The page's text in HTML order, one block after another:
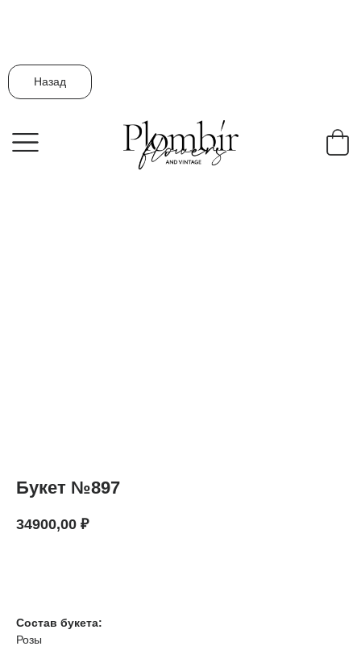
Назад
Букет №897
34900,00 ₽
Состав букета:
Розы